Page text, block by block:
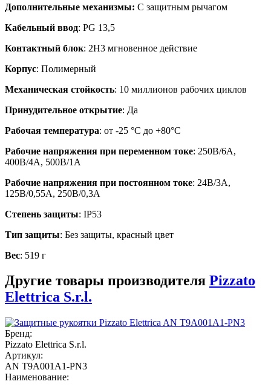
Дополнительные механизмы: С защитным рычагом
Кабельный ввод: PG 13,5
Контактный блок: 2Н3 мгновенное действие
Корпус: Полимерный
Механическая стойкость: 10 миллионов рабочих циклов
Принудительное открытие: Да
Рабочая температура: от -25 °C до +80°C
Рабочие напряжения при переменном токе: 250В/6А,
400В/4А, 500В/1А
Рабочие напряжения при постоянном токе: 24В/3А,
125В/0,55А, 250В/0,3А
Степень защиты: IP53
Тип защиты: Без защиты, красный цвет
Вес: 519 г
Другие товары производителя Pizzato
Elettrica S.r.l.
Бренд:
Pizzato Elettrica S.r.l.
Артикул:
AN T9A001A1-PN3
Наименование: